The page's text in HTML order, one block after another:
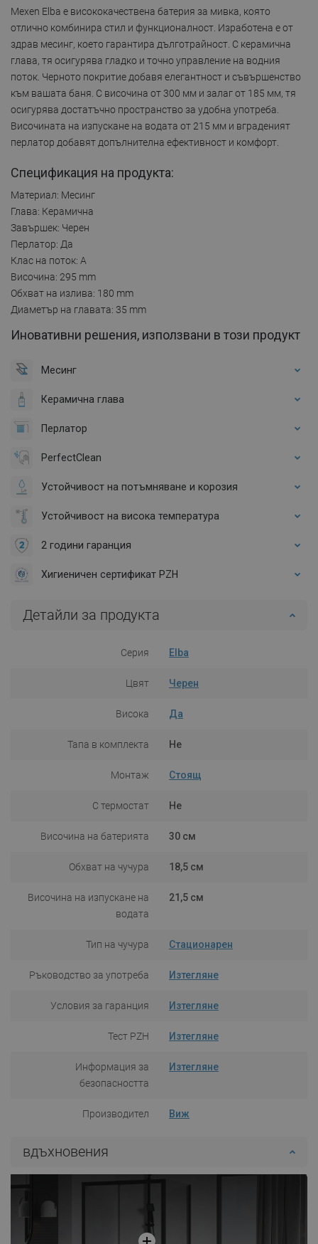
Mexen Elba е висококачествена батерия за мивка, която
отлично комбинира стил и функционалност. Изработена е от
здрав месинг, което гарантира дълготрайност. С керамична
глава, тя осигурява гладко и точно управление на водния
поток. Черното покритие добавя елегантност и съвършенство
към вашата баня. С височина от 300 мм и залаг от 185 мм, тя
осигурява достатъчно пространство за удобна употреба.
Височината на изпускане на водата от 215 мм и вграденият
перлатор добавят допълнителна ефективност и комфорт.
Спецификация на продукта:
Материал: Месинг
Глава: Керамична
Завършек: Черен
Перлатор: Да
Клас на поток: A
Височина: 295 mm
Обхват на излива: 180 mm
Диаметър на главата: 35 mm
Иновативни решения, използвани в този продукт
Месинг
Керамична глава
Перлатор
PerfectClean
Устойчивост на потъмняване и корозия
Устойчивост на висока температура
2 години гаранция
Хигиеничен сертификат PZH
Детайли за продукта
Серия Elba
Цвят Черен
Висока Да
Тапа в комплекта Не
Монтаж Стоящ
С термостат Не
Височина на батерията 30 см
Обхват на чучура 18,5 см
Височина на изпускане на
водата
21,5 см
Тип на чучура Стационарен
Ръководство за употреба Изтегляне
Условия за гаранция Изтегляне
Тест PZH Изтегляне
Информация за
безопасността
Изтегляне
Производител Виж
вдъхновения